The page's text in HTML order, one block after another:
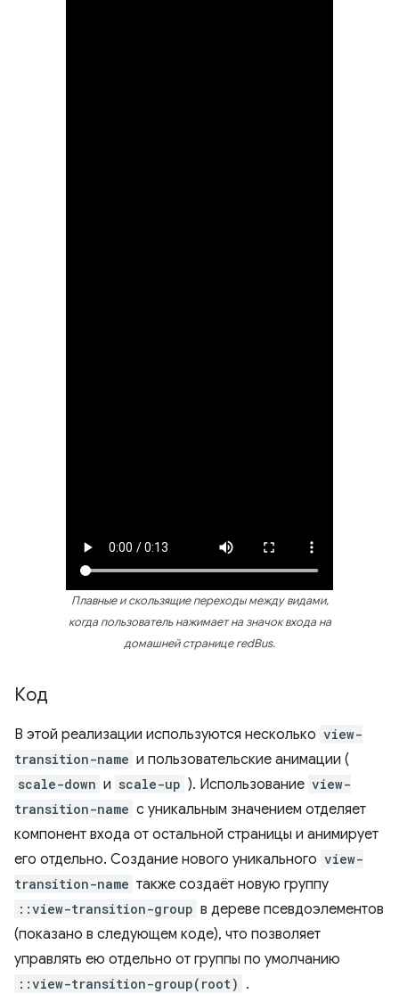
Плавные и скользящие переходы между видами,
когда пользователь нажимает на значок входа на
домашней странице redBus.
Код
В этой реализации используются несколько view-
transition-name и пользовательские анимации (
scale-down и scale-up ). Использование view-
transition-name с уникальным значением отделяет
компонент входа от остальной страницы и анимирует
его отдельно. Создание нового уникального view-
transition-name также создаёт новую группу
::view-transition-group в дереве псевдоэлементов
(показано в следующем коде), что позволяет
управлять ею отдельно от группы по умолчанию
::view-transition-group(root) .